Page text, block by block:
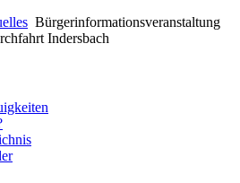
Bürgerinformationsveranstaltung
Indersbach